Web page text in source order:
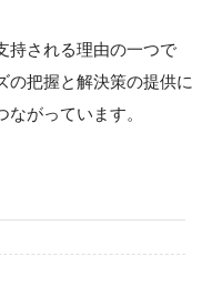
持される理由の一つで
の把握と解決策の提供に
がっています。